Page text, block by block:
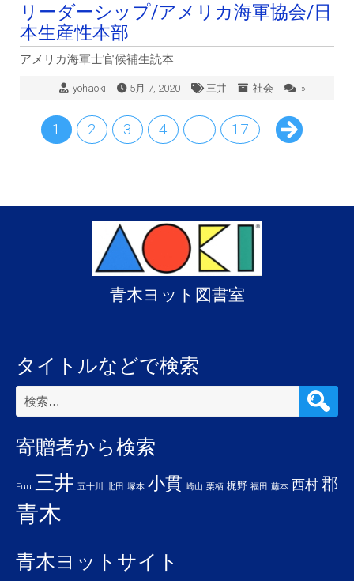
リーダーシップ/アメリカ海軍協会/日
本生産性本部
アメリカ海軍士官候補生読本
yohaoki 5月 7, 2020 三井 社会 »
1 2 3 4 … 17
青木ヨット図書室
タイトルなどで検索
検
索:
寄贈者から検索
Fuu 三井 五十川 北田 塚本 小貫 崎山 栗栖 梶野 福田 藤本 西村 郡
青木
青木ヨットサイト